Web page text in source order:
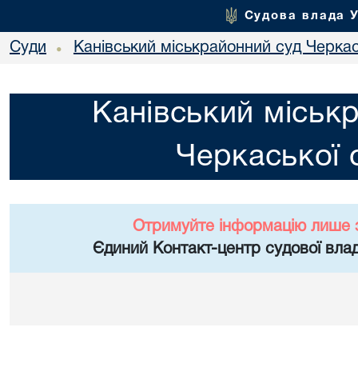
Судова влада
Суди • Канівський міськрайонний суд
Канівський
Черкаської
Отримуйте інформацію лише
Єдиний Контакт-центр судової